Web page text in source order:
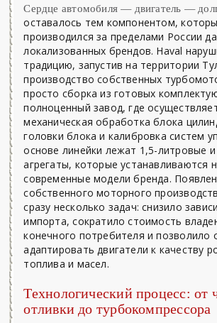
Сердце автомобиля — двигатель —
оставалось тем компонентом,
производился за пределами России
локализованных брендов. Haval
традицию, запустив на территории
производство собственных
просто сборка из готовых
полноценный завод, где
механическая обработка блока
головки блока и калибровка систем
основе линейки лежат 1,5-литровые
агрегаты, которые устанавливаются
современные модели бренда.
собственного моторного
сразу несколько задач: снизило
импорта, сократило стоимость
конечного потребителя и позволило
адаптировать двигатели к качеству
топлива и масел.
Технологический процесс: от
отливки до турбокомпрессора